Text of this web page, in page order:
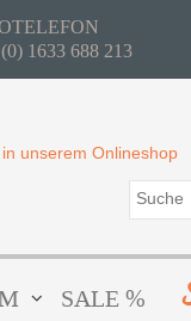
1633 688 213
unserem Onlineshop
SALE %